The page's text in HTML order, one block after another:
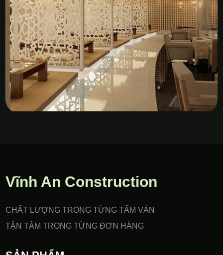
Vĩnh An Construction
CHẤT LƯỢNG TRONG TỪNG TẤM VÁN
TẬN TÂM TRONG TỪNG ĐƠN HÀNG